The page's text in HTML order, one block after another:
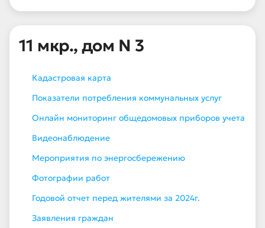
11 мкр., дом N 3
Кадастровая карта
Показатели потребления коммунальных услуг
Онлайн мониторинг общедомовых приборов учета
Видеонаблюдение
Мероприятия по энергосбережению
Фотографии работ
Годовой отчет перед жителями за 2024г.
Заявления граждан